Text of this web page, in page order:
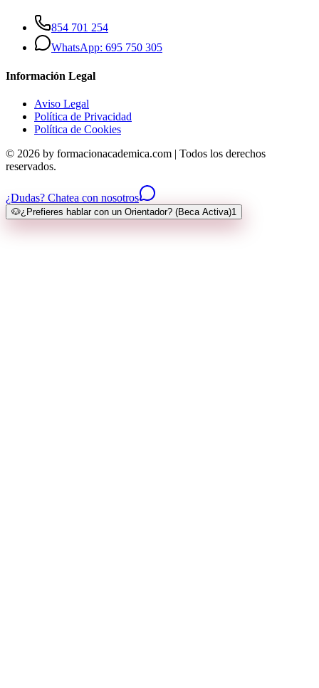
854 701 254
WhatsApp: 695 750 305
Información Legal
Aviso Legal
Política de Privacidad
Política de Cookies
© 2026 by formacionacademica.com | Todos los derechos
reservados.
¿Dudas? Chatea con nosotros
🐶¿Prefieres hablar con un Orientador? (Beca Activa)1